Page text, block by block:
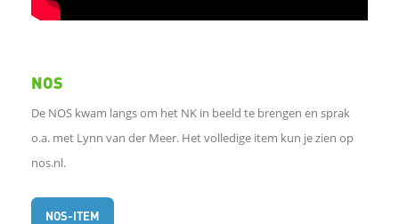
NOS
De NOS kwam langs om het NK in beeld te brengen en sprak
o.a. met Lynn van der Meer. Het volledige item kun je zien op
nos.nl.
NOS-ITEM